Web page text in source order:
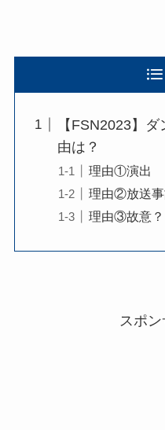
【FSN2023】
由は？
理由①演出
理由②放送
理由③故意？
スポ